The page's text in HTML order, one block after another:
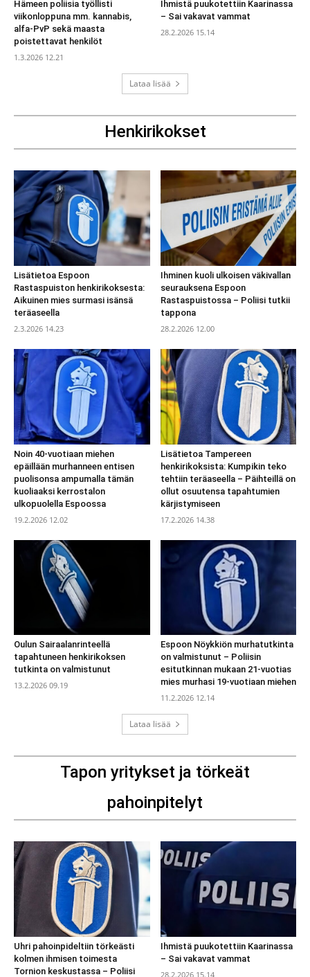
Hämeen poliisia työllisti
viikonloppuna mm. kannabis,
alfa-PvP sekä maasta
poistettavat henkilöt
1.3.2026 12.21
Ihmistä puukotettiin Kaarinassa
– Sai vakavat vammat
28.2.2026 15.14
Lataa lisää
Henkirikokset
Lisätietoa Espoon
Rastaspuiston henkirikoksesta:
Aikuinen mies surmasi isänsä
teräaseella
2.3.2026 14.23
Ihminen kuoli ulkoisen väkivallan
seurauksena Espoon
Rastaspuistossa – Poliisi tutkii
tappona
28.2.2026 12.00
Noin 40-vuotiaan miehen
epäillään murhanneen entisen
puolisonsa ampumalla tämän
kuoliaaksi kerrostalon
ulkopuolella Espoossa
19.2.2026 12.02
Lisätietoa Tampereen
henkirikoksista: Kumpikin teko
tehtiin teräaseella – Päihteillä on
ollut osuutensa tapahtumien
kärjistymiseen
17.2.2026 14.38
Oulun Sairaalanrinteellä
tapahtuneen henkirikoksen
tutkinta on valmistunut
13.2.2026 09.19
Espoon Nöykkiön murhatutkinta
on valmistunut – Poliisin
esitutkinnan mukaan 21-vuotias
mies murhasi 19-vuotiaan miehen
11.2.2026 12.14
Lataa lisää
Tapon yritykset ja törkeät
pahoinpitelyt
Uhri pahoinpideltiin törkeästi
kolmen ihmisen toimesta
Tornion keskustassa – Poliisi
Ihmistä puukotettiin Kaarinassa
– Sai vakavat vammat
28.2.2026 15.14